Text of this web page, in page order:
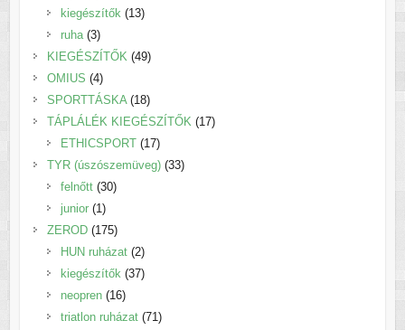
termék
kiegészítők 1313
ruha 33
termék
KIEGÉSZÍTŐK 4949
OMIUS 44
termék
SPORTTÁSKA 1818
termék
TÁPLÁLÉK KIEGÉSZÍTŐK 1717
ETHICSPORT 1717
termék
TYR (úszószemüveg) 3333
felnőtt 3030
junior 11
termék
ZEROD 175175
termék
HUN ruházat 22
termék
kiegészítők 3737
neopren 1616
termék
triatlon ruházat 7171